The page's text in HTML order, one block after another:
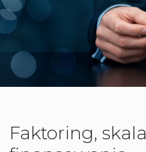
Faktoring, skala